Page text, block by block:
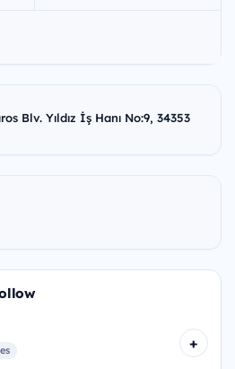
Blv. Yıldız İş Hanı No:9, 34353
+